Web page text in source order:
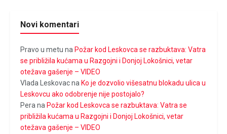
Novi komentari
Pravo u metu na Požar kod Leskovca se razbuktava: Vatra
se približila kućama u Razgojni i Donjoj Lokošnici, vetar
otežava gašenje – VIDEO
Vlada Leskovacna Ko je dozvolio višesatnu blokadu ulica u
Leskovcu ako odobrenje nije postojalo?
Perana Požar kod Leskovca se razbuktava: Vatra se
približila kućama u Razgojni i Donjoj Lokošnici, vetar
otežava gašenje – VIDEO